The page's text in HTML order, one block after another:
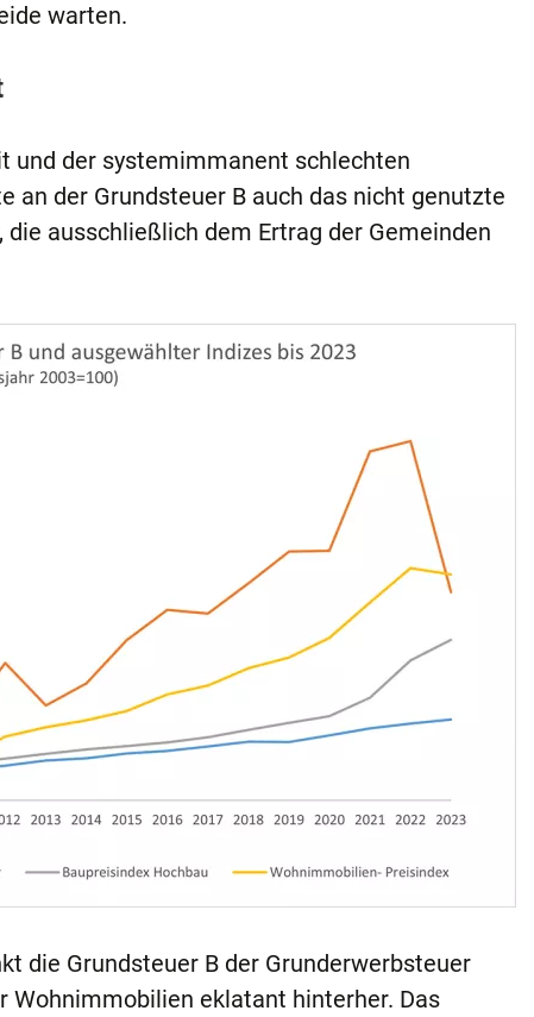
warten.
und der system­immanent schlechten
an der Grundsteuer B auch das nicht genutzte
ausschließlich dem Ertrag der Gemeinden
die Grundsteuer B der Grunderwerbsteuer
Wohnimmobilien eklatant hinterher. Das